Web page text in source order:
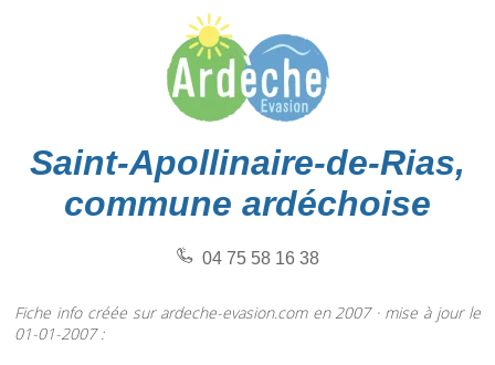
Saint-Apollinaire-de-Rias,
commune ardéchoise
04 75 58 16 38
Fiche info créée sur ardeche-evasion.com en 2007 · mise à jour le
01-01-2007 :